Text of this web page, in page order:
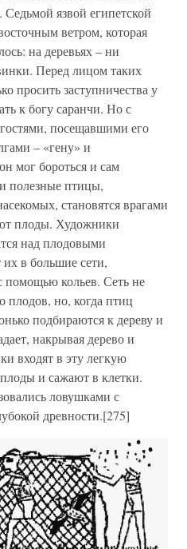
язвой египетской
ветром, которая
на деревьях – ни
Перед лицом таких
просить заступничества у
к богу саранчи. Но с
посещавшими его
– «гену» и
мог бороться и сам
полезные птицы,
становятся врагами
плоды. Художники
над плодовыми
в большие сети,
помощью кольев. Сеть не
плодов, но, когда птиц
подбираются к дереву и
накрывая дерево и
входят в эту легкую
и сажают в клетки.
ловушками с
древности.[275]